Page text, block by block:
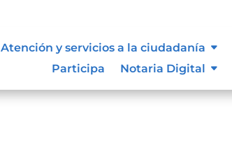
Atención y servicios a la ciudadanía
Participa
Notaria Digital